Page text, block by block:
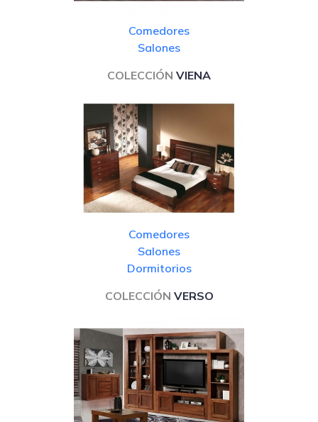
Comedores
Salones
COLECCIÓN VIENA
Comedores
Salones
Dormitorios
COLECCIÓN VERSO